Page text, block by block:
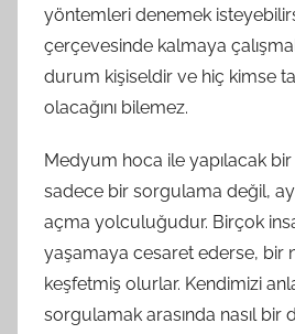
yöntemleri denemek
çerçevesinde kalmaya
durum kişiseldir ve hiç kimse
olacağını bilemez.
Medyum hoca ile yapılacak bir
sadece bir sorgulama değil,
açma yolculuğudur. Birçok
yaşamaya cesaret ederse, bir
keşfetmiş olurlar. Kendimizi
sorgulamak arasında nasıl bir